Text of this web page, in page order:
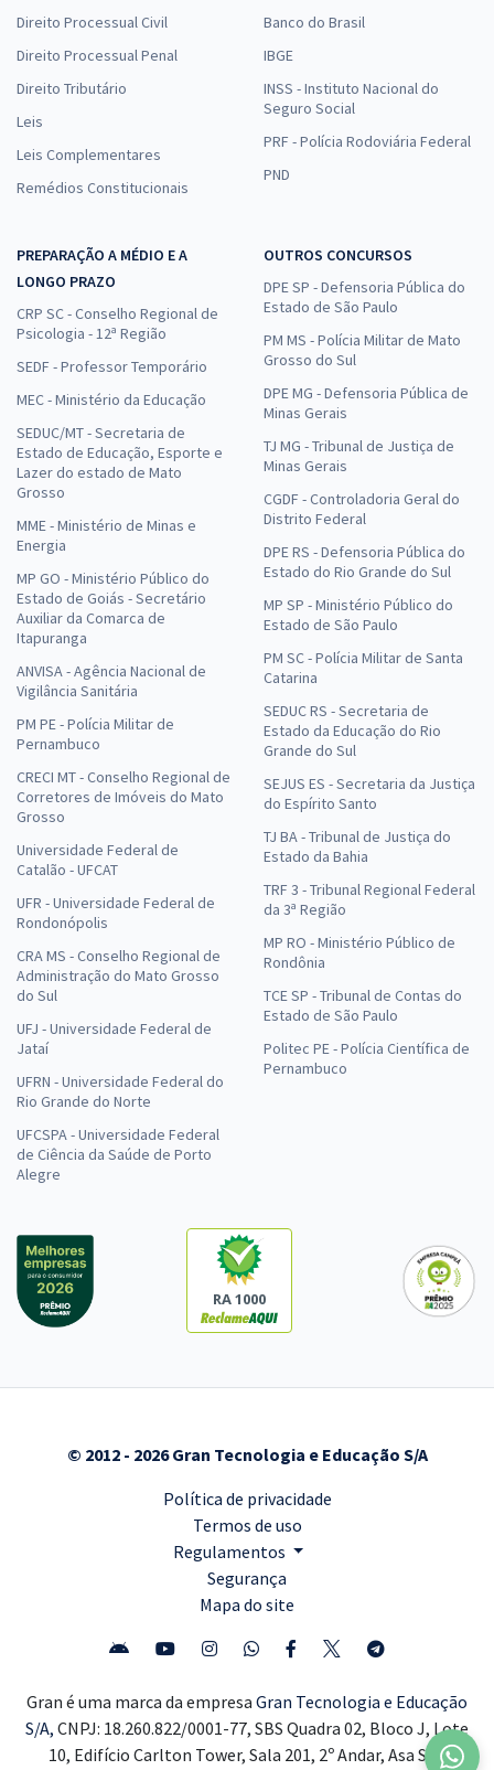
Direito Processual Civil
Direito Processual Penal
Direito Tributário
Leis
Leis Complementares
Remédios Constitucionais
Banco do Brasil
IBGE
INSS - Instituto Nacional do
Seguro Social
PRF - Polícia Rodoviária Federal
PND
PREPARAÇÃO A MÉDIO E A
LONGO PRAZO
CRP SC - Conselho Regional de
Psicologia - 12ª Região
SEDF - Professor Temporário
MEC - Ministério da Educação
SEDUC/MT - Secretaria de
Estado de Educação, Esporte e
Lazer do estado de Mato
Grosso
MME - Ministério de Minas e
Energia
MP GO - Ministério Público do
Estado de Goiás - Secretário
Auxiliar da Comarca de
Itapuranga
ANVISA - Agência Nacional de
Vigilância Sanitária
PM PE - Polícia Militar de
Pernambuco
CRECI MT - Conselho Regional de
Corretores de Imóveis do Mato
Grosso
Universidade Federal de
Catalão - UFCAT
UFR - Universidade Federal de
Rondonópolis
CRA MS - Conselho Regional de
Administração do Mato Grosso
do Sul
UFJ - Universidade Federal de
Jataí
UFRN - Universidade Federal do
Rio Grande do Norte
UFCSPA - Universidade Federal
de Ciência da Saúde de Porto
Alegre
OUTROS CONCURSOS
DPE SP - Defensoria Pública do
Estado de São Paulo
PM MS - Polícia Militar de Mato
Grosso do Sul
DPE MG - Defensoria Pública de
Minas Gerais
TJ MG - Tribunal de Justiça de
Minas Gerais
CGDF - Controladoria Geral do
Distrito Federal
DPE RS - Defensoria Pública do
Estado do Rio Grande do Sul
MP SP - Ministério Público do
Estado de São Paulo
PM SC - Polícia Militar de Santa
Catarina
SEDUC RS - Secretaria de
Estado da Educação do Rio
Grande do Sul
SEJUS ES - Secretaria da Justiça
do Espírito Santo
TJ BA - Tribunal de Justiça do
Estado da Bahia
TRF 3 - Tribunal Regional Federal
da 3ª Região
MP RO - Ministério Público de
Rondônia
TCE SP - Tribunal de Contas do
Estado de São Paulo
Politec PE - Polícia Científica de
Pernambuco
RA 1000
© 2012 - 2026 Gran Tecnologia e Educação S/A
Política de privacidade
Termos de uso
Regulamentos
Segurança
Mapa do site
Gran é uma marca da empresa Gran Tecnologia e Educação
S/A, CNPJ: 18.260.822/0001-77, SBS Quadra 02, Bloco J, Lote
10, Edifício Carlton Tower, Sala 201, 2º Andar, Asa Sul,